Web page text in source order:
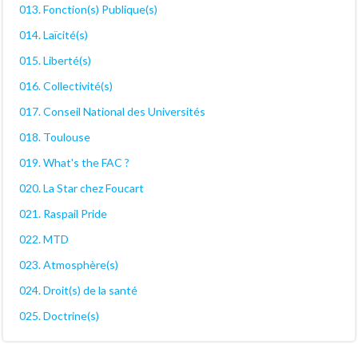
013. Fonction(s) Publique(s)
014. Laïcité(s)
015. Liberté(s)
016. Collectivité(s)
017. Conseil National des Universités
018. Toulouse
019. What's the FAC ?
020. La Star chez Foucart
021. Raspail Pride
022. MTD
023. Atmosphère(s)
024. Droit(s) de la santé
025. Doctrine(s)